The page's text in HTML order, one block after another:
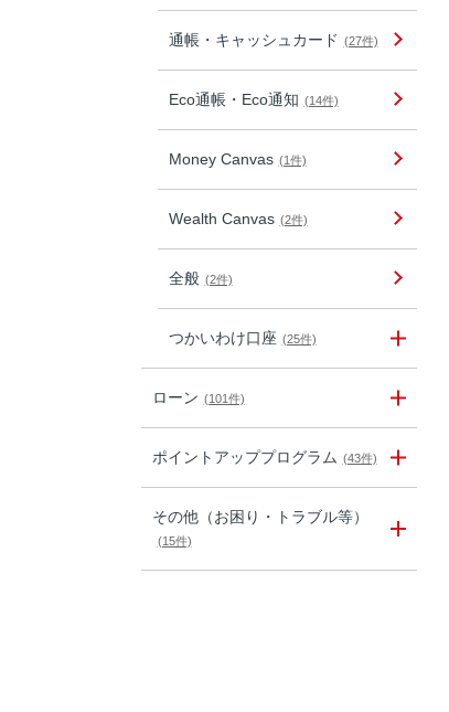
通帳・キャッシュカード (27件)
Eco通帳・Eco通知 (14件)
Money Canvas (1件)
Wealth Canvas (2件)
全般 (2件)
つかいわけ口座 (25件)
ローン (101件)
ポイントアッププログラム (43件)
その他（お困り・トラブル等）
(15件)